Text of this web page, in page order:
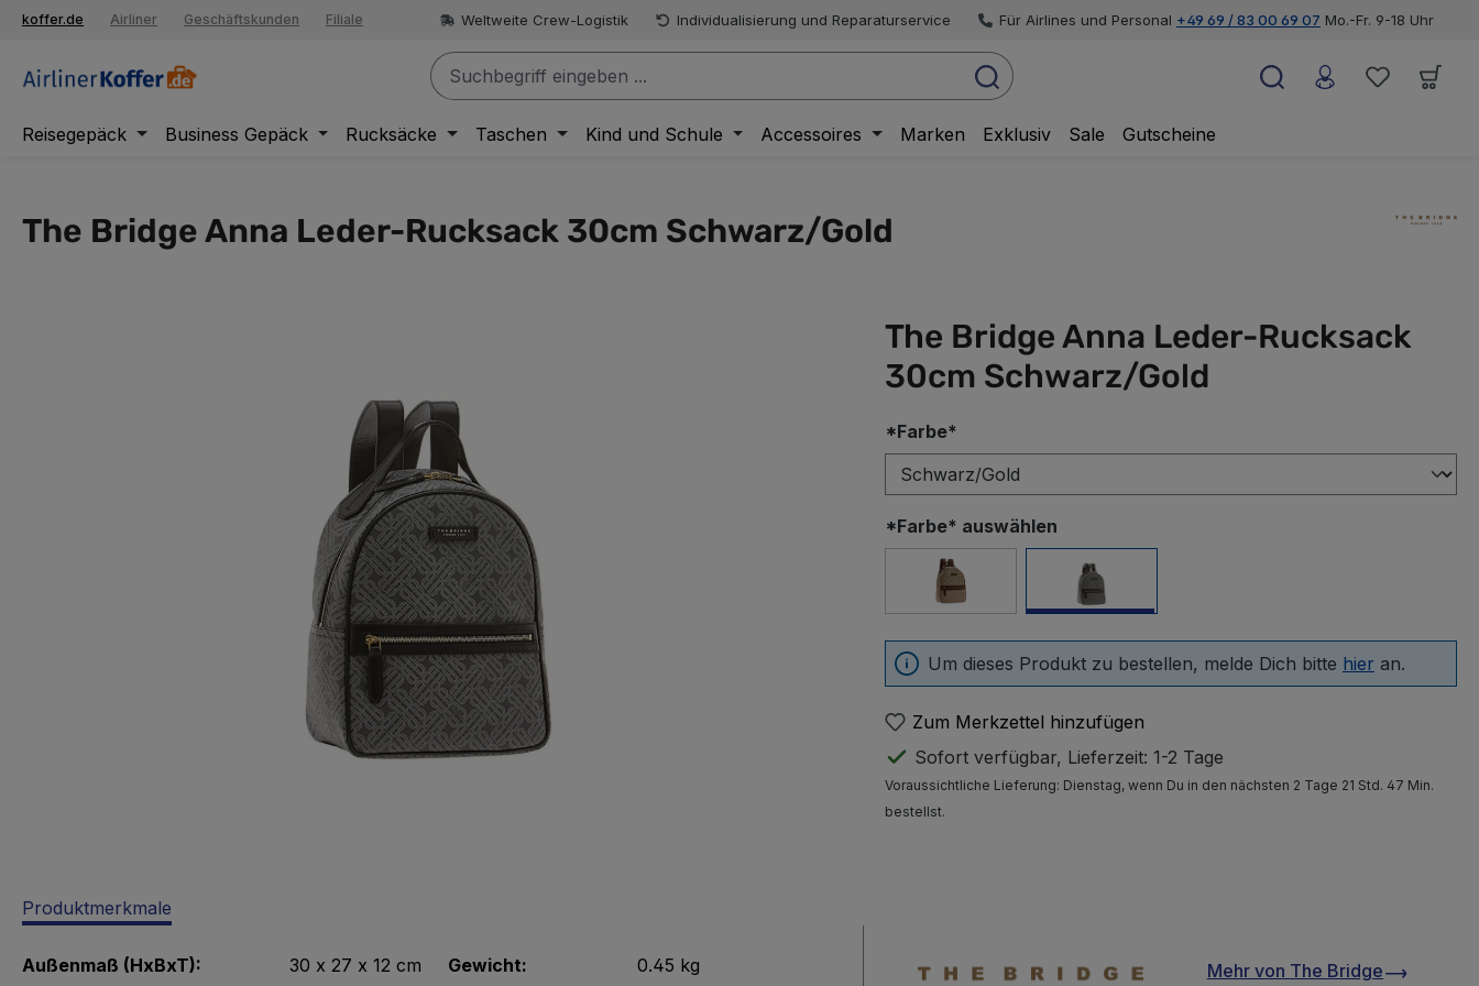
Zur Hauptnavigation springen
koffer.de Airliner Geschäftskunden Filiale Weltweite Crew-Logistik Individualisierung und Reparaturservice Für Airlines und Personal +49 69 / 83 00 69 07 Mo.-Fr. 9-18 Uhr
Reisegepäck Business Gepäck Rucksäcke Taschen Kind und Schule Accessoires Marken Exklusiv Sale Gutscheine
The Bridge Anna Leder-Rucksack 30cm Schwarz/Gold
The Bridge Anna Leder-Rucksack
30cm Schwarz/Gold
*Farbe*
*Farbe* auswählen
Sand/Gold Schwarz/Gold
Um dieses Produkt zu bestellen, melde Dich bitte hier an.
Zum Merkzettel hinzufügen
Sofort verfügbar, Lieferzeit: 1-2 Tage
Voraussichtliche Lieferung: Dienstag, wenn Du in den nächsten 2 Tage 21 Std. 47 Min.
bestellst.
Produktmerkmale
Außenmaß (HxBxT): 30 x 27 x 12 cm Gewicht:
0.45 kg
Mehr von The Bridge